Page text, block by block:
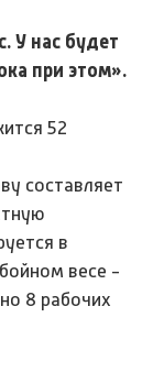
У нас будет
при этом».
52
составляет
в
весе -
8 рабочих